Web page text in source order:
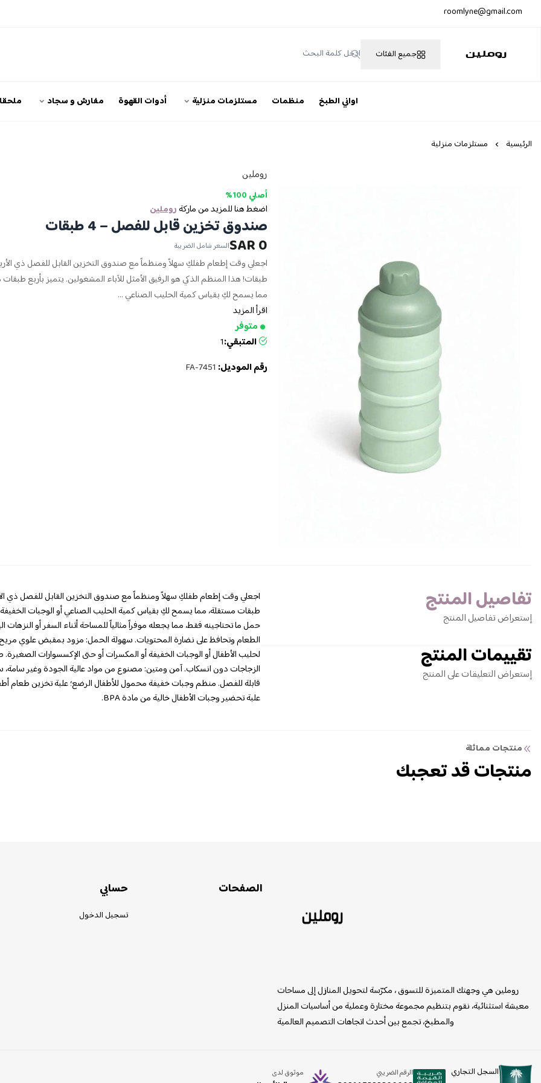
roomlyne@gmail.com
روملين جميع الفئات
اواني الطبخ منظمات مستلزمات منزلية أدوات القهوة مفارش و سجاد
الرئيسية مستلزمات منزلية
روملين
أصلي 100%
اضغط هنا للمزيد من ماركةروملين
صندوق تخزين قابل للفصل – 4 طبقات
0 SAR السعر شامل الضريبة
اجعلي وقت إطعام طفلكِ سهلاً ومنظماً مع صندوق التخزين القابل للفصل ذي
طبقات! هذا المنظم الذكي هو الرفيق الأمثل للآباء المشغولين. يتميز بأربع
مما يسمح لكِ بقياس كمية الحليب الصناعي ...
اقرأ المزيد
متوفر
المتبقي:1
رقم الموديل: FA-7451
تفاصيل المنتج
إستعراض تفاصيل المنتج
تقييمات المنتج
إستعراض التعليقات على المنتج
اجعلي وقت إطعام طفلكِ سهلاً ومنظماً مع صندوق التخزين القابل للفصل ذي
طبقات مستقلة، مما يسمح لكِ بقياس كمية الحليب الصناعي أو الوجبات
حمل ما تحتاجينه فقط، مما يجعله موفراً مثالياً للمساحة أثناء السفر أو النزهات
الطعام وتحافظ على نضارة المحتويات. سهولة الحمل: مزود بمقبض علوي
لحليب الأطفال أو الوجبات الخفيفة أو المكسرات أو حتى الإكسسوارات
الزجاجات دون انسكاب. آمن ومتين: مصنوع من مواد عالية الجودة وغير
قابلة للفصل. منظم وجبات خفيفة محمول للأطفال الرضع؛ علبة تخزين طعام
علبة تحضير وجبات الأطفال خالية من مادة BPA.
منتجات مماثلة
منتجات قد تعجبك
روملين هي وجهتك المتميزة للتسوق ، مكرّسة لتحويل المنازل إلى مساحات
معيشة استثنائية، نقوم بتنظيم مجموعة مختارة وعملية من أساسيات المنزل
والمطبخ، تجمع بين أحدث اتجاهات التصميم العالمية
الصفحات حسابي
تسجيل الدخول
السجل التجاري
الرقم الضريبي موثوق لدى